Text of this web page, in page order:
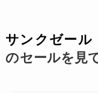
サンクゼール
のセールを見